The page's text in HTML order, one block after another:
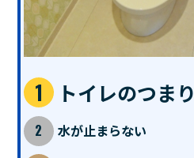
トイレのつまり
水が止まらない